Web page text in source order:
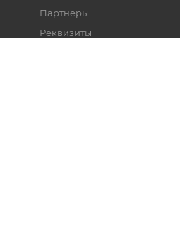
Партнеры
Реквизиты